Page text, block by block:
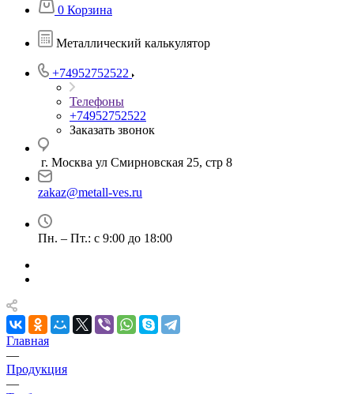
0 Корзина
Металлический калькулятор
+74952752522
Телефоны
+74952752522
Заказать звонок
г. Москва ул Смирновская 25, стр 8
zakaz@metall-ves.ru
Пн. – Пт.: с 9:00 до 18:00
Главная
—
Продукция
—